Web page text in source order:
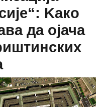
Kако
да ојача